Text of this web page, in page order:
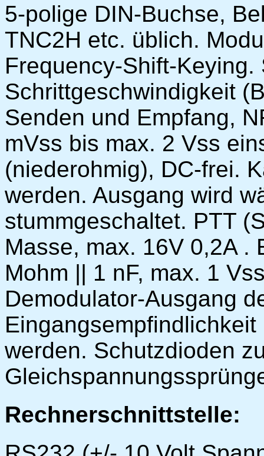
5-polige DIN-Buchse,
TNC2H etc. üblich.
Frequency-Shift-
Schrittgeschwindigkeit
Senden und Empfang,
mVss bis max. 2 Vss
(niederohmig), DC-frei.
werden. Ausgang wird
stummgeschaltet. PTT
Masse, max. 16V 0,2A .
Mohm || 1 nF, max. 1
Demodulator-Ausgang
werden. Schutzdioden
Rechnerschnittstelle: